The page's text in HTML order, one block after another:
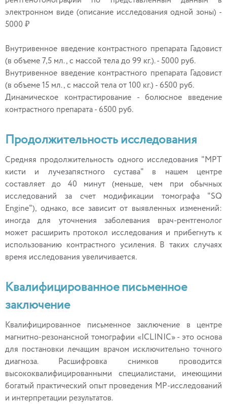
Продолжительность исследования
Средняя продолжительность одного исследования "МРТ
кисти и лучезапястного сустава" в нашем центре
составляет до 40 минут (меньше, чем при обычных
исследований за счет модификации томографа "SQ
Engine"), однако, все зависит от выявленных изменений:
иногда для уточнения заболевания врач-рентгенолог
может расширить протокол исследования и прибегнуть к
использованию контрастного усиления. В таких случаях
время исследования увеличивается.
Квалифицированное письменное
заключение
Квалифицированное письменное заключение в центре
магнитно-резонансной томографии «ICLINIC» - это основа
для постановки лечащим врачом исключительно точного
диагноза. Расшифровка снимков проводится
высококвалифицированными специалистами, имеющими
богатый практический опыт проведения МР-исследований
и интерпретации результатов.
электронном виде (описание исследования одной зоны) -
5000 ₽
Внутривенное введение контрастного препарата Гадовист
(в объеме 7,5 мл., с массой тела до 99 кг.). - 5000 руб.
Внутривенное введение контрастного препарата Гадовист
(в объеме 15 мл., с массой тела от 100 кг.) - 6500 руб.
Динамическое контрастирование - болюсное введение
контрастного препарата - 6500 руб.